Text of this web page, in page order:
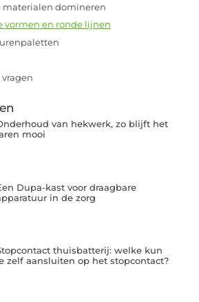
materialen domineren
vormen en ronde lijnen
van hekwerk, zo blijft het
mooi
Dupa-kast voor draagbare
in de zorg
thuisbatterij: welke kun
zelf aansluiten op het stopcontact?